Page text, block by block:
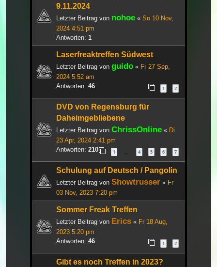
9.11.2024
Letzter Beitrag von nohoe « So 10 Nov,
2024 4:51 pm
Antworten: 1
Laserfreaktreffen Südwest
Letzter Beitrag von guido « Fr 27 Sep,
2024 5:52 am
Antworten: 46 1 2
DVD von Regensburg für
Daheimgebliebene
Letzter Beitrag von ChrissOnline « Di
23 Apr, 2024 2:41 pm
Antworten: 210 1 … 4 5 6 7
Schulung auf Deutsch / Pangolin
Letzter Beitrag von Showtrusser « Fr
03 Nov, 2023 7:20 pm
Sommer Freak Treffen
Letzter Beitrag von Erics « Fr 18 Aug,
2023 5:20 pm
Antworten: 46 1 2
Gibt es noch Treffen in 2023?